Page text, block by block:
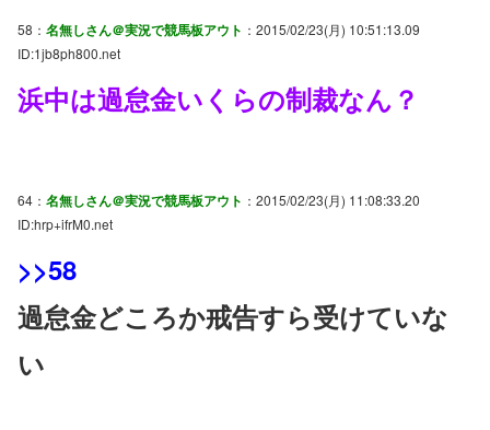
58： 名無しさん＠実況で競馬板アウト ：2015/02/23(月) 10:51:13.09
ID:1jb8ph800.net
浜中は過怠金いくらの制裁なん？
64： 名無しさん＠実況で競馬板アウト ：2015/02/23(月) 11:08:33.20
ID:hrp+ifrM0.net
>>58
過怠金どころか戒告すら受けていな
い